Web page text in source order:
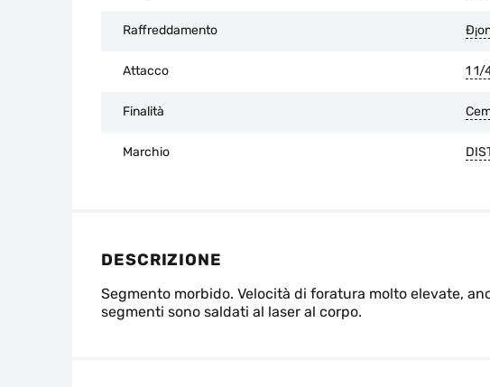
Raffreddamento
Attacco 1 1/
Finalità
Marchio
DESCRIZIONE
Segmento morbido. Velocità di foratura molto elevate,
segmenti sono saldati al laser al corpo.